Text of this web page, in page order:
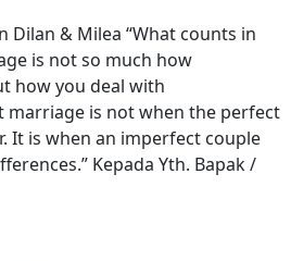
Dilan & Milea “What counts in
is not so much how
how you deal with
marriage is not when the perfect
It is when an imperfect couple
Kepada Yth. Bapak /